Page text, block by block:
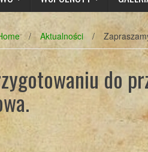
/ Aktualności /
do